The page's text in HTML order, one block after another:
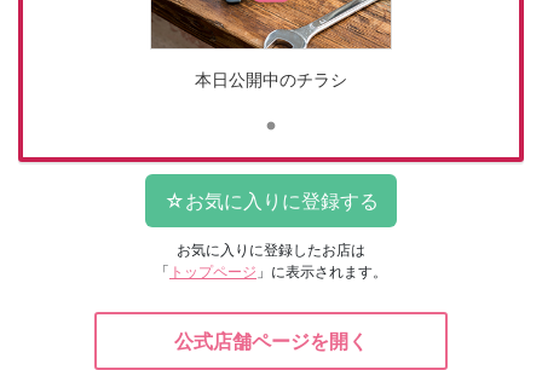
本日公開中のチラシ
お気に入りに登録したお店は
「 トップページ 」に表示されます。
公式店舗ページを開く